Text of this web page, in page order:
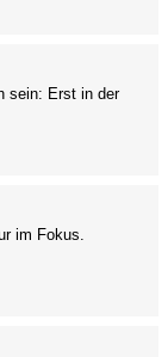
sein: Erst in der
im Fokus.